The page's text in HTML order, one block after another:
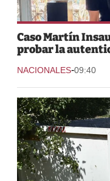
Caso Martín
probar la
NACIONALES-09:40